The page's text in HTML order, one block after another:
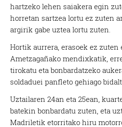
hartzeko lehen saiakera egin
horretan sartzea lortu ez zuten
argirik gabe uztea lortu zuten.
Hortik aurrera, erasoek ez zuten
Ametzagañako mendixkatik,
tirokatu eta bonbardatzeko
soldaduei panfleto gehiago
Uztailaren 24an eta 25ean,
batekin bonbardatu zuten, eta
Madriletik etorritako hiru